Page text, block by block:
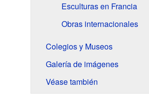
Esculturas en Francia
Obras internacionales
Colegios y Museos
Galería de imágenes
Véase también